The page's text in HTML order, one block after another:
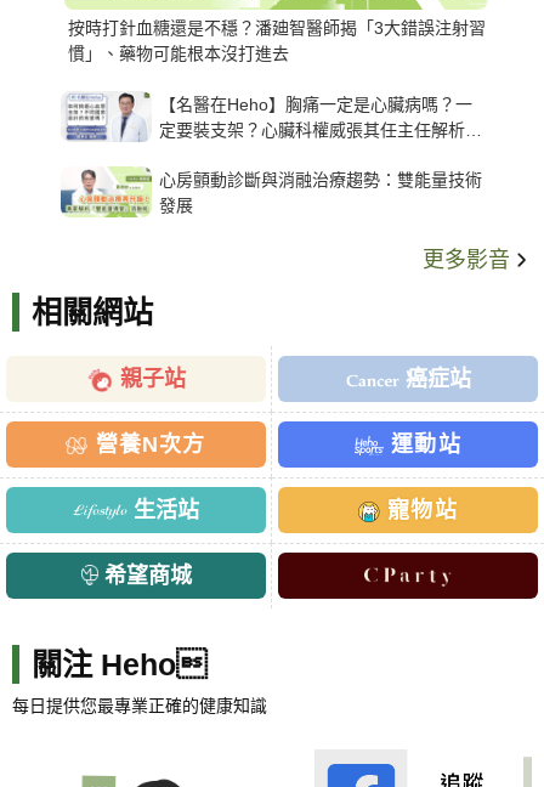
按時打針血糖還是不穩？潘廸智醫師揭「3大錯誤注射習
慣」、藥物可能根本沒打進去
【名醫在Heho】胸痛一定是心臟病嗎？一
定要裝支架？心臟科權威張其任主任解析支
心房顫動診斷與消融治療趨勢：雙能量技術
發展
更多影音
相關網站
親子站 癌症站
營養N次方 運動站
生活站 寵物站
希望商城
關注 Heho
每日提供您最專業正確的健康知識